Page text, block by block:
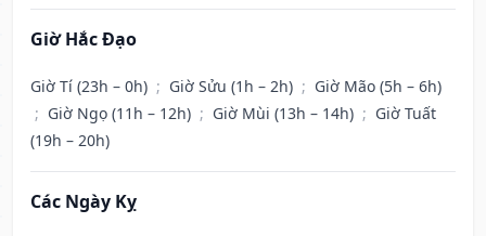
Giờ Hắc Đạo
Giờ Tí (23h – 0h) ; Giờ Sửu (1h – 2h) ; Giờ Mão (5h – 6h)
; Giờ Ngọ (11h – 12h) ; Giờ Mùi (13h – 14h) ; Giờ Tuất
(19h – 20h)
Các Ngày Kỵ